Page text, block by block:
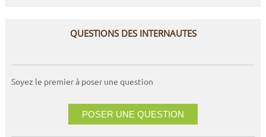
QUESTIONS DES INTERNAUTES
Soyez le premier à poser une question
POSER UNE QUESTION